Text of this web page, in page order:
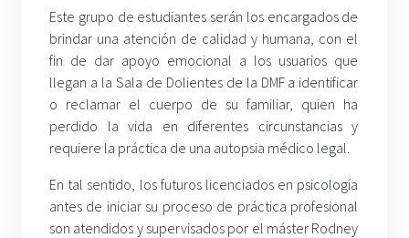
Este grupo de estudiantes serán los encargados de
brindar una atención de calidad y humana, con el
fin de dar apoyo emocional a los usuarios que
llegan a la Sala de Dolientes de la DMF a identificar
o reclamar el cuerpo de su familiar, quien ha
perdido la vida en diferentes circunstancias y
requiere la práctica de una autopsia médico legal.
En tal sentido, los futuros licenciados en psicología
antes de iniciar su proceso de práctica profesional
son atendidos y supervisados por el máster Rodney